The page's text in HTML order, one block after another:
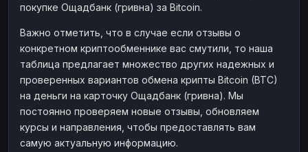
покупке Ощадбанк (гривна) за Bitcoin.
Важно отметить, что в случае если отзывы о
конкретном криптообменнике вас смутили, то наша
таблица предлагает множество других надежных и
проверенных вариантов обмена крипты Bitcoin (BTC)
на деньги на карточку Ощадбанк (гривна). Мы
постоянно проверяем новые отзывы, обновляем
курсы и направления, чтобы предоставлять вам
самую актуальную информацию.